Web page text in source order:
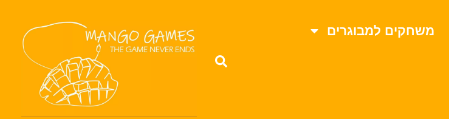
משחקים למבוגרים